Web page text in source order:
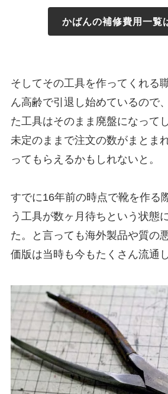
かばんの補修費用一覧
そしてその工具を作ってくれる
ん高齢で引退し始めているので
た工具はそのまま廃盤になって
未定のままで注文の数がまとま
ってもらえるかもしれないと。
すでに16年前の時点で靴を作る
う工具が数ヶ月待ちという状態
た。と言っても海外製品や質の
価版は当時も今もたくさん流通